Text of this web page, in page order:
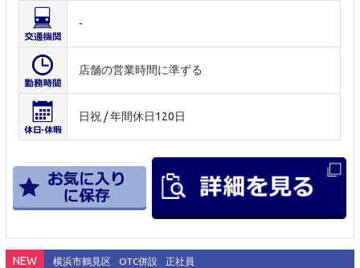
-
店舗の営業時間に準ずる
日祝 / 年間休日120日
NEW 横浜市鶴見区 OTC併設 正社員